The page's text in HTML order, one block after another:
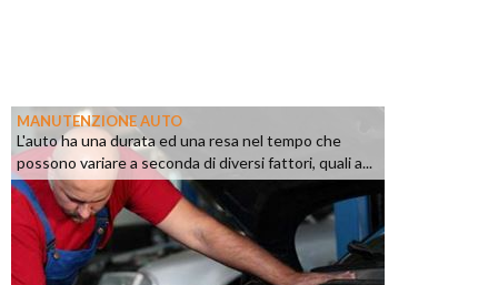
MANUTENZIONE AUTO
L'auto ha una durata ed una resa nel tempo che
possono variare a seconda di diversi fattori, quali a...